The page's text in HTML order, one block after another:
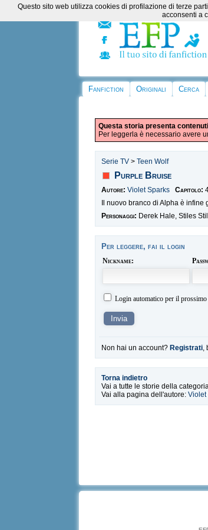
Fanfiction Originali Cerca
Questa storia presenta
Per leggerla è necessario avere
Serie TV >Teen Wolf
Purple Bruise
Autore: Violet Sparks Capitolo:
Il nuovo branco di Alpha è
Personaggi: Derek Hale, Stiles
Per leggere, fai il login
Nickname:
Login automatico per il prossimo
Non hai un account? Registrati,
Torna indietro
Vai a tutte le storie della
Vai alla pagina dell'autore:Violet
Questo sito web utilizza cookies di profilazione di terze
acconsenti a